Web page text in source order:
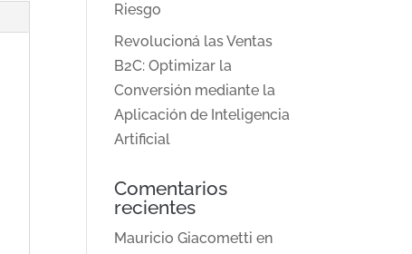
Riesgo
Revolucioná las Ventas
B2C: Optimizar la
Conversión mediante la
Aplicación de Inteligencia
Artificial
Comentarios
recientes
Mauricio Giacometti en